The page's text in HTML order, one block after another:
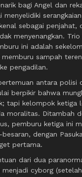
bagi Angel dan
menyelidiki
sebagai penjahat,
menyenangkan.
ini adalah
sampah
pengadilan.
antara polisi
berpikir bahwa
tapi kelompok ketiga
moralitas. Ditambah
pemburu ketiga ini
dengan
pertama.
dari dua
menjadi cyborg